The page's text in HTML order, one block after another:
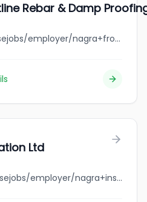
Rebar & Damp
jobbank.gc.ca/browsejobs/employer/nagra+frontline+rebar+%26+damp+proofing/ca
Ltd
jobbank.gc.ca/browsejobs/employer/nagra+insulation+ltd/ca